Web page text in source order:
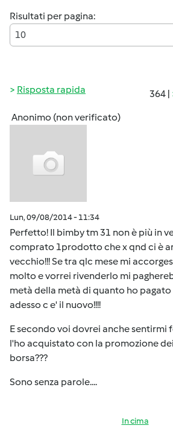
Risultati per pagina:
10
364 |
Risposta rapida
Anonimo (non verificato)
Lun, 09/08/2014 - 11:34
Perfetto! Il bimby tm 31 non è più in
comprato 1prodotto che x qnd ci è
vecchio!!! Se tra qlc mese mi
molto e vorrei rivenderlo mi
metà della metà di quanto ho
adesso c e' il nuovo!!!!
E secondo voi dovrei anche sentirmi
l'ho acquistato con la promozione
borsa???
Sono senza parole....
In cima